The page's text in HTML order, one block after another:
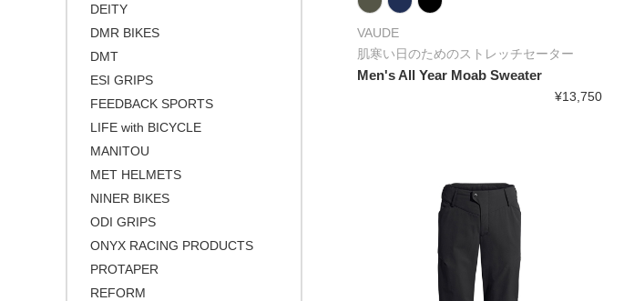
VAUDE
肌寒い日のためのストレッチセーター
Men's All Year Moab Sweater
¥13,750
DEITY
DMR BIKES
DMT
ESI GRIPS
FEEDBACK SPORTS
LIFE with BICYCLE
MANITOU
MET HELMETS
NINER BIKES
ODI GRIPS
ONYX RACING PRODUCTS
PROTAPER
REFORM